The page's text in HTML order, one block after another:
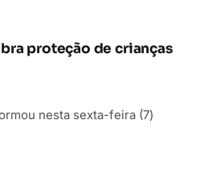
proteção de crianças
nesta sexta-feira (7)